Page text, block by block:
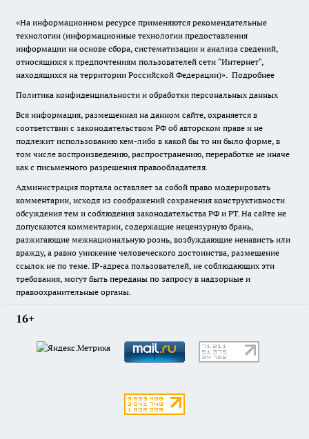
«На информационном ресурсе применяются рекомендательные
технологии (информационные технологии предоставления
информации на основе сбора, систематизации и анализа сведений,
относящихся к предпочтениям пользователей сети "Интернет",
находящихся на территории Российской Федерации)». Подробнее
Политика конфиденциальности и обработки персональных данных
Вся информация, размещенная на данном сайте, охраняется в
соответствии с законодательством РФ об авторском праве и не
подлежит использованию кем-либо в какой бы то ни было форме, в
том числе воспроизведению, распространению, переработке не иначе
как с письменного разрешения правообладателя.
Администрация портала оставляет за собой право модерировать
комментарии, исходя из соображений сохранения конструктивности
обсуждения тем и соблюдения законодательства РФ и РТ. На сайте не
допускаются комментарии, содержащие нецензурную брань,
разжигающие межнациональную рознь, возбуждающие ненависть или
вражду, а равно унижение человеческого достоинства, размещение
ссылок не по теме. IP-адреса пользователей, не соблюдающих эти
требования, могут быть переданы по запросу в надзорные и
правоохранительные органы.
16+